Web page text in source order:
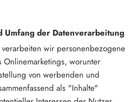
Umfang der Datenverarbeitung
wir personenbezogene
Onlinemarketings, worunter
von werbenden und
als "Inhalte"